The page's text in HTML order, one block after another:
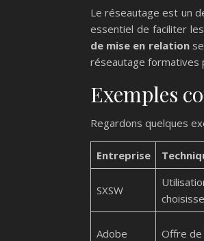
Le réseautage est un
essentiel de faciliter
de mise en relationse
réseautage formatives
Exemples
Regardons quelques
Entreprise
SXSW
Adobe Offre de